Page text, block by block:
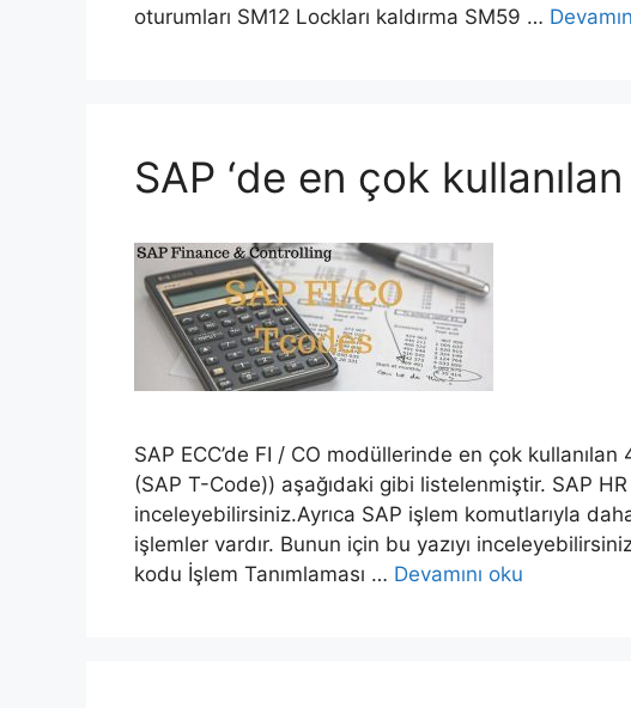
oturumları SM12 Lockları kaldırma SM59 …
SAP ‘de en çok
SAP ECC’de FI / CO modüllerinde en çok
(SAP T-Code)) aşağıdaki gibi listelenmiştir. SAP
inceleyebilirsiniz.Ayrıca SAP işlem komutlarıyla
işlemler vardır. Bunun için bu yazıyı
kodu İşlem Tanımlaması … Devamını oku